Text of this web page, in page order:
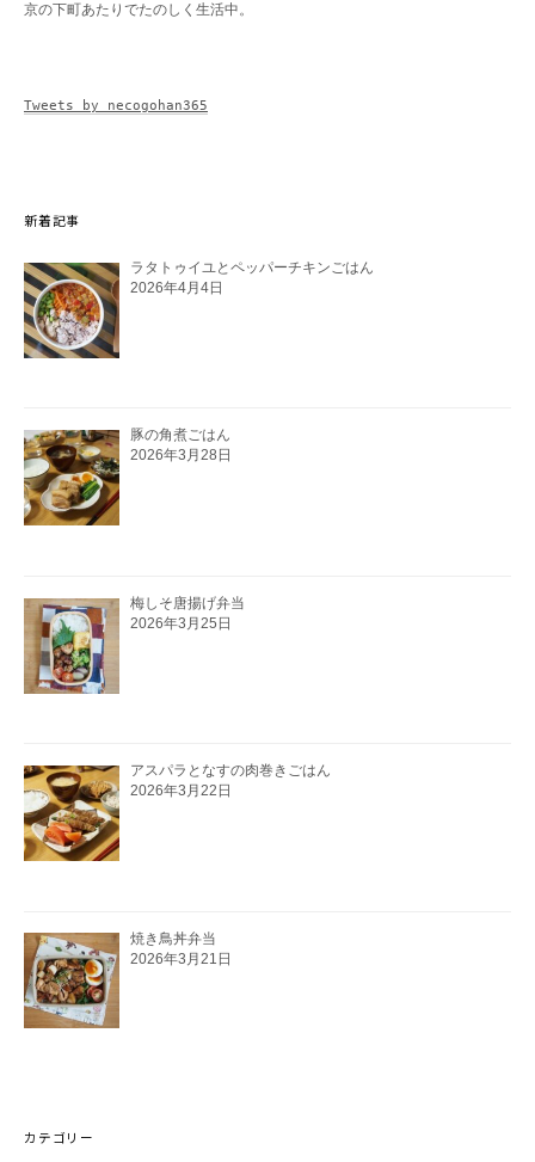
京の下町あたりでたのしく生活中。
Tweets by necogohan365
新着記事
ラタトゥイユとペッパーチキンごはん
2026年4月4日
豚の角煮ごはん
2026年3月28日
梅しそ唐揚げ弁当
2026年3月25日
アスパラとなすの肉巻きごはん
2026年3月22日
焼き鳥丼弁当
2026年3月21日
カテゴリー